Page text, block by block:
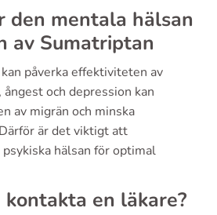
den mentala hälsan
av Sumatriptan
påverka effektiviteten av
och depression kan
av migrän och minska
är det viktigt att
hälsan för optimal
kontakta en läkare?